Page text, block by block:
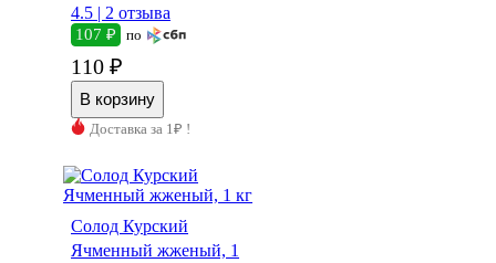
4.5 | 2 отзыва
107 ₽ по
110 ₽
Доставка за 1₽ !
Солод Курский
Ячменный жженый, 1